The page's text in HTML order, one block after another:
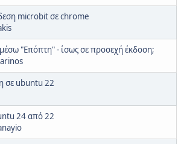
microbit σε chrome
"Επόπτη" - ίσως σε προσεχή έκδοση;
σε ubuntu 22
24 από 22